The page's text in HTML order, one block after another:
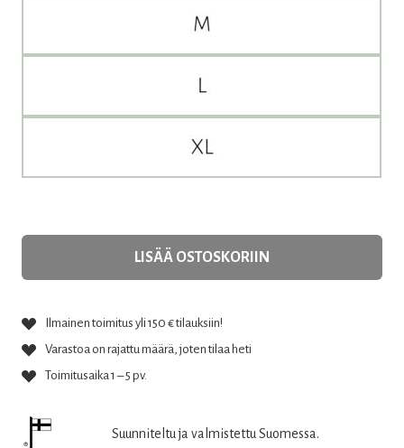
LISÄÄ OSTOSKORIIN
Ilmainen toimitus yli 150 € tilauksiin!
Varastoa on rajattu määrä, joten tilaa heti
Toimitusaika 1 – 5 pv.
Suunniteltu ja valmistettu Suomessa.